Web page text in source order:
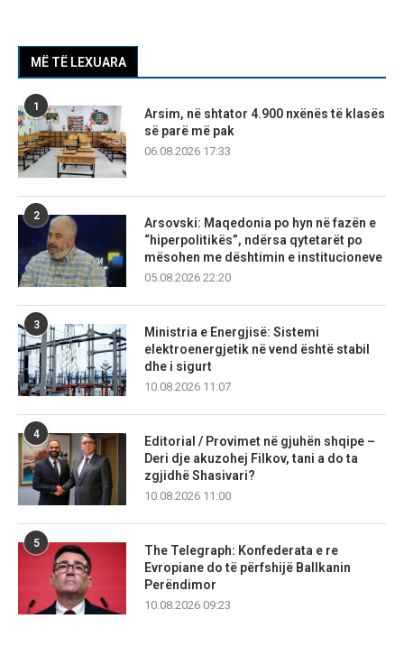
MË TË LEXUARA
1
Arsim, në shtator 4.900 nxënës të klasës
së parë më pak
06.08.2026 17:33
2
Arsovski: Maqedonia po hyn në fazën e
“hiperpolitikës”, ndërsa qytetarët po
mësohen me dështimin e institucioneve
05.08.2026 22:20
3
Ministria e Energjisë: Sistemi
elektroenergjetik në vend është stabil
dhe i sigurt
10.08.2026 11:07
4
Editorial / Provimet në gjuhën shqipe –
Deri dje akuzohej Filkov, tani a do ta
zgjidhë Shasivari?
10.08.2026 11:00
5
The Telegraph: Konfederata e re
Evropiane do të përfshijë Ballkanin
Perëndimor
10.08.2026 09:23